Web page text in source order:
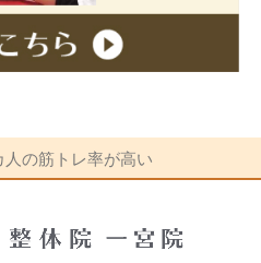
人の筋トレ率が高い